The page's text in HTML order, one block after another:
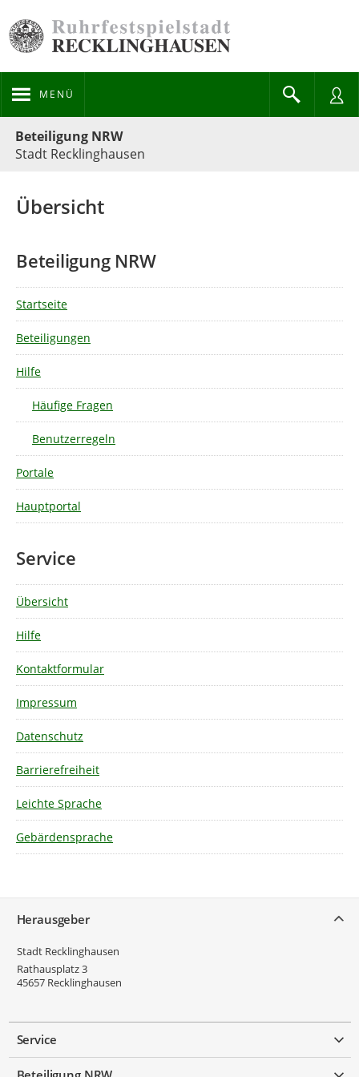
MENÜ
Beteiligung NRW
Stadt Recklinghausen
Übersicht
Beteiligung NRW
Startseite
Beteiligungen
Hilfe
Häufige Fragen
Benutzerregeln
Portale
Hauptportal
Service
Übersicht
Hilfe
Kontaktformular
Impressum
Datenschutz
Barrierefreiheit
Leichte Sprache
Gebärdensprache
Herausgeber
Stadt Recklinghausen
Rathausplatz 3
45657 Recklinghausen
Service